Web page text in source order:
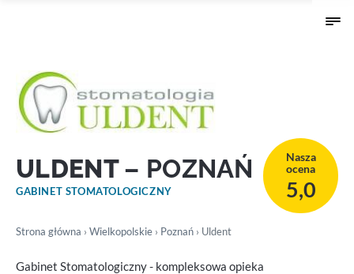
ULDENT– POZNAŃ
GABINET STOMATOLOGICZNY
Nasza
ocena
5,0
Strona główna › Wielkopolskie › Poznań › Uldent
Gabinet Stomatologiczny - kompleksowa opieka